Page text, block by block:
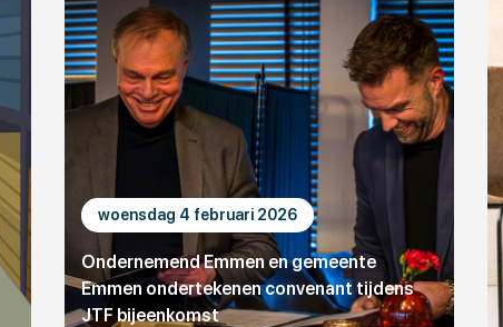
woensdag 4 februari 2026
Ondernemend Emmen en gemeente
Emmen ondertekenen convenant tijdens
JTF bijeenkomst